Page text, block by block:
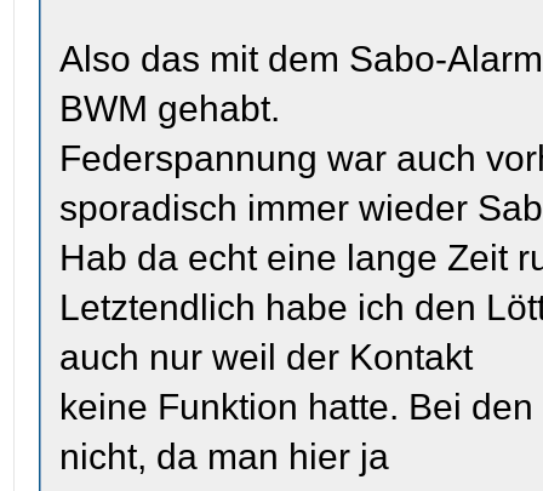
Also das mit dem Sabo-
BWM gehabt.
Federspannung war auch
sporadisch immer wieder
Hab da echt eine lange Zeit
Letztendlich habe ich den
auch nur weil der Kontakt
keine Funktion hatte. Bei
nicht, da man hier ja